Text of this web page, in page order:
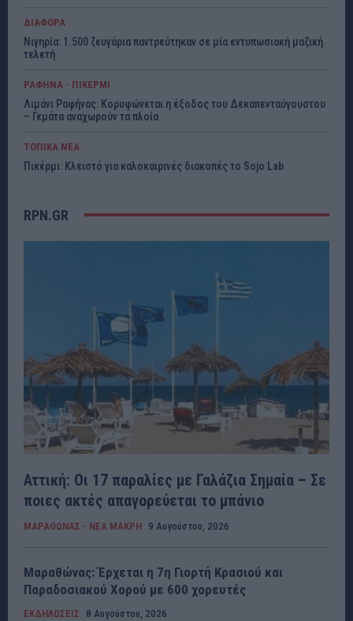
ΔΙΑΦΟΡΑ
Νιγηρία: 1.500 ζευγάρια παντρεύτηκαν σε μία εντυπωσιακή μαζική
τελετή
ΡΑΦΗΝΑ - ΠΙΚΕΡΜΙ
Λιμάνι Ραφήνας: Κορυφώνεται η έξοδος του Δεκαπενταύγουστου
– Γεμάτα αναχωρούν τα πλοία
ΤΟΠΙΚΑ ΝΕΑ
Πικέρμι: Κλειστό για καλοκαιρινές διακοπές το Sojo Lab
RPN.GR
Αττική: Οι 17 παραλίες με Γαλάζια Σημαία – Σε
ποιες ακτές απαγορεύεται το μπάνιο
ΜΑΡΑΘΩΝΑΣ - ΝΕΑ ΜΑΚΡΗ 9 Αυγούστου, 2026
Μαραθώνας: Έρχεται η 7η Γιορτή Κρασιού και
Παραδοσιακού Χορού με 600 χορευτές
ΕΚΔΗΛΩΣΕΙΣ 8 Αυγούστου, 2026